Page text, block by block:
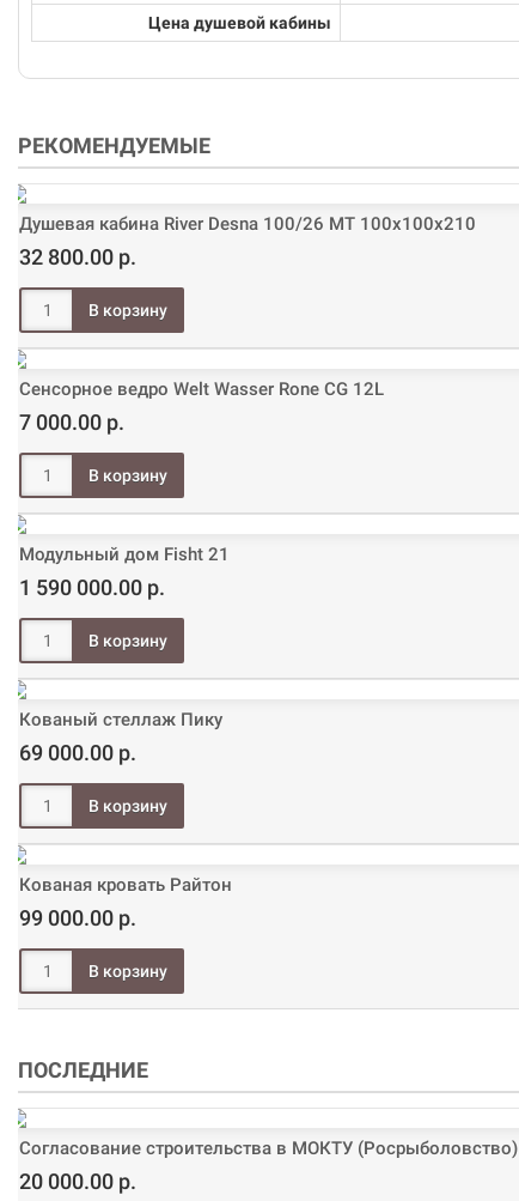
Цена душевой кабины
РЕКОМЕНДУЕМЫЕ
Душевая кабина River Desna 100/26 МТ 100х100х210
32 800.00 р.
Сенсорное ведро Welt Wasser Rone CG 12L
7 000.00 р.
Модульный дом Fisht 21
1 590 000.00 р.
Кованый стеллаж Пику
69 000.00 р.
Кованая кровать Райтон
99 000.00 р.
ПОСЛЕДНИЕ
Согласование строительства в МОКТУ (Росрыболовство)
20 000.00 р.